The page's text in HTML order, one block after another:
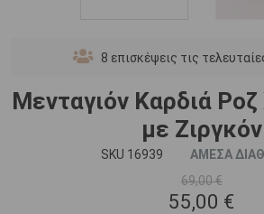
8 επισκέψεις τις
Μενταγιόν Καρδιά
με Ζιργκόν
SKU 16939
ΑΜΕΣΑ
69,00 €
55,00 €